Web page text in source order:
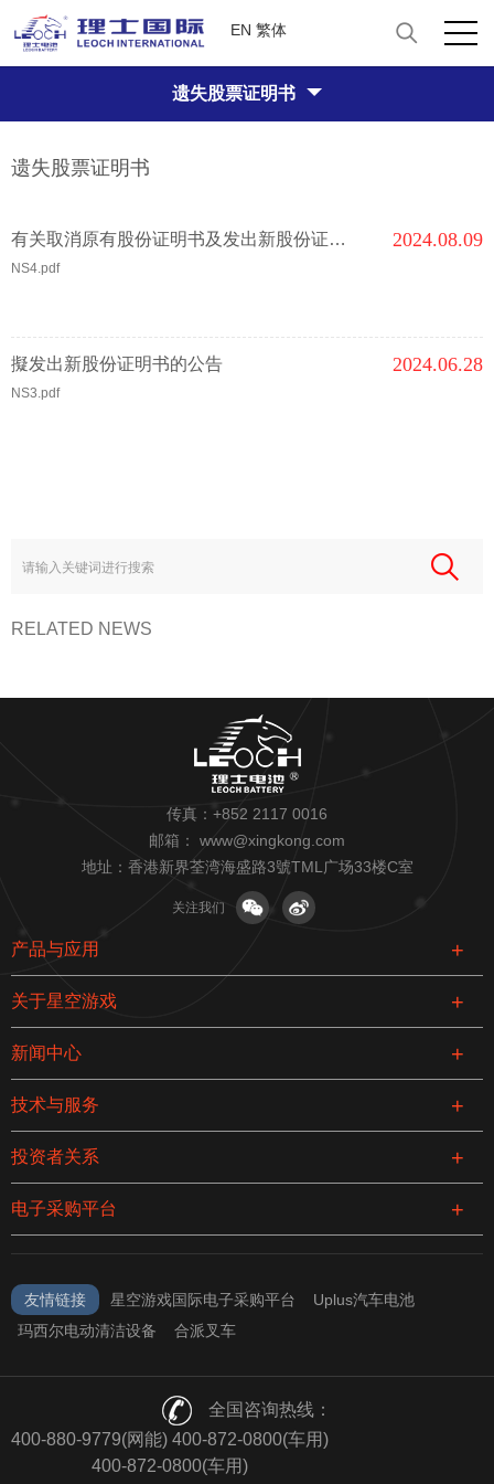
EN 繁体
遗失股票证明书
遗失股票证明书
有关取消原有股份证明书及发出新股份证明书的公告 2024.08.09
NS4.pdf
擬发出新股份证明书的公告 2024.06.28
NS3.pdf
RELATED NEWS
传真：+852 2117 0016
邮箱： www@xingkong.com
地址：香港新界荃湾海盛路3號TML广场33楼C室
关注我们
产品与应用
关于星空游戏
新闻中心
技术与服务
投资者关系
电子采购平台
友情链接 星空游戏国际电子采购平台
Uplus汽车电池
玛西尔电动清洁设备
合派叉车
全国咨询热线：
400-880-9779(网能) 400-872-0800(车用)
400-872-0800(车用)